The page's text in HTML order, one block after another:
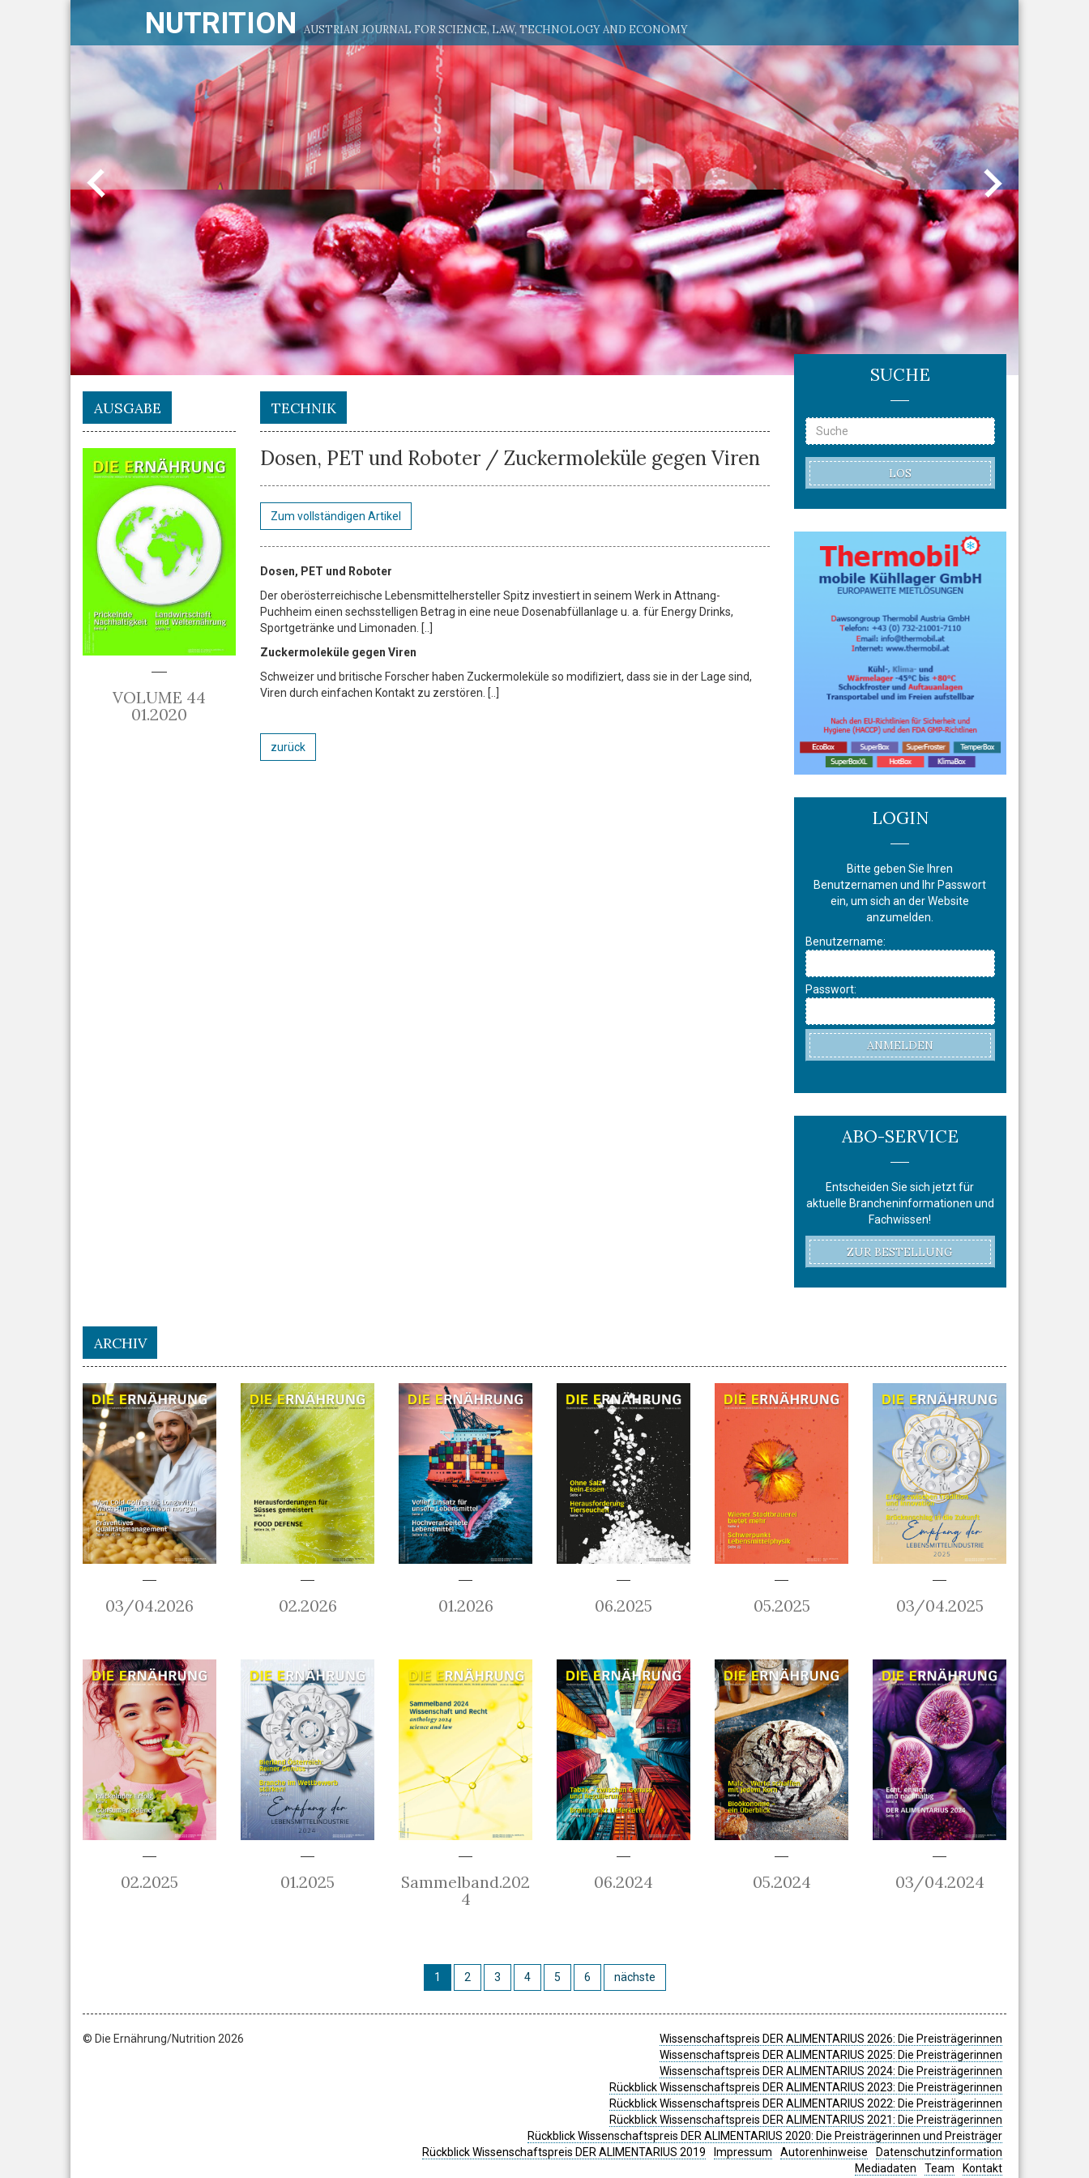
NUTRITIONAUSTRIAN JOURNAL FOR SCIENCE, LAW, TECHNOLOGY AND ECONOMY
AUSGABE
VOLUME 44
01.2020
TECHNIK
Dosen, PET und Roboter / Zuckermoleküle gegen Viren
Zum vollständigen Artikel
Dosen, PET und Roboter
Der oberösterreichische Lebensmittelhersteller Spitz investiert in seinem Werk in Attnang-
Puchheim einen sechs­stelligen Betrag in eine neue Dosenabfüllanlage u. a. für Energy Drinks,
Sportgetränke und Limonaden. [..]
Zuckermoleküle gegen Viren
Schweizer und britische Forscher haben Zuckermoleküle so modiﬁziert, dass sie in der Lage sind,
Viren durch einfachen Kontakt zu zerstören. [..]
zurück
SUCHE
LOS
LOGIN
Bitte geben Sie Ihren
Benutzernamen und Ihr Passwort
ein, um sich an der Website
anzumelden.
Benutzername:
Passwort:
ANMELDEN
ABO-SERVICE
Entscheiden Sie sich jetzt für
aktuelle Brancheninformationen und
Fachwissen!
ZUR BESTELLUNG
ARCHIV
03/04.2026 02.2026 01.2026 06.2025 05.2025 03/04.2025
02.2025 01.2025
Sammelband.202
4
06.2024 05.2024 03/04.2024
1 2 3 4 5 6 nächste
© Die Ernährung/Nutrition 2026
Wissenschaftspreis DER ALIMENTARIUS 2026: Die Preisträgerinnen
Wissenschaftspreis DER ALIMENTARIUS 2025: Die Preisträgerinnen
Wissenschaftspreis DER ALIMENTARIUS 2024: Die Preisträgerinnen
Rückblick Wissenschaftspreis DER ALIMENTARIUS 2023: Die Preisträgerinnen
Rückblick Wissenschaftspreis DER ALIMENTARIUS 2022: Die Preisträgerinnen
Rückblick Wissenschaftspreis DER ALIMENTARIUS 2021: Die Preisträgerinnen
Rückblick Wissenschaftspreis DER ALIMENTARIUS 2020: Die Preisträgerinnen und Preisträger
Rückblick Wissenschaftspreis DER ALIMENTARIUS 2019
Impressum Autorenhinweise
Datenschutzinformation
Mediadaten
Team Kontakt